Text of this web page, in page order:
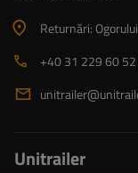
Returnări:
+40 31 229 60 52
Unitrailer